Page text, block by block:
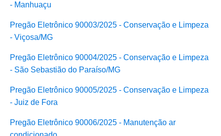
- Manhuaçu
Pregão Eletrônico 90003/2025 - Conservação e Limpeza
- Viçosa/MG
Pregão Eletrônico 90004/2025 - Conservação e Limpeza
- São Sebastião do Paraíso/MG
Pregão Eletrônico 90005/2025 - Conservação e Limpeza
- Juiz de Fora
Pregão Eletrônico 90006/2025 - Manutenção ar